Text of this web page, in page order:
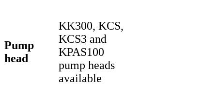
Pump
head
KK300, KCS,
KCS3 and
KPAS100
pump heads
available